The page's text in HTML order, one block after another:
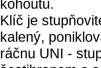
kohoutů.
Klíč je
kalený,
ráčnu UNI -